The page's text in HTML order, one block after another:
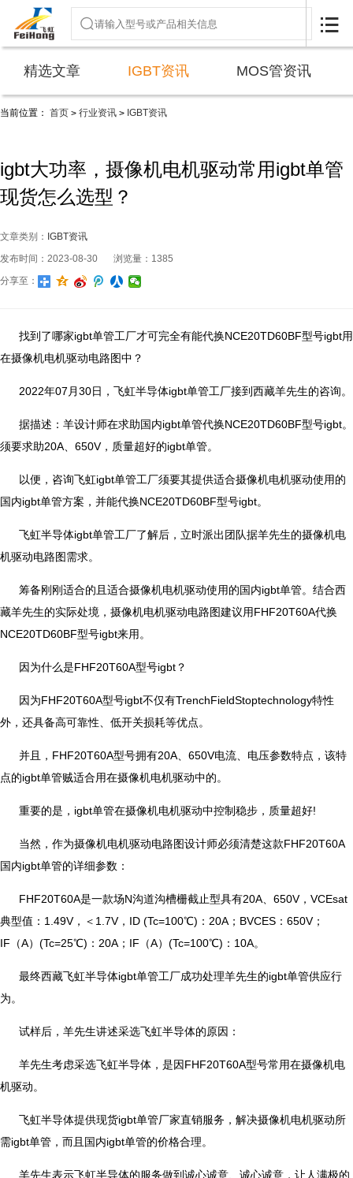

精选文章 IGBT资讯 MOS管资讯
当前位置： 首页 > 行业资讯 > IGBT资讯
igbt大功率，摄像机电机驱动常用igbt单管
现货怎么选型？
文章类别： IGBT资讯
发布时间：2023-08-30
浏览量：1385
分享至：
找到了哪家igbt单管工厂才可完全有能代换NCE20TD60BF型号igbt用
在摄像机电机驱动电路图中？
2022年07月30日，飞虹半导体igbt单管工厂接到西藏羊先生的咨询。
据描述：羊设计师在求助国内igbt单管代换NCE20TD60BF型号igbt。
须要求助20A、650V，质量超好的igbt单管。
以便，咨询飞虹igbt单管工厂须要其提供适合摄像机电机驱动使用的
国内igbt单管方案，并能代换NCE20TD60BF型号igbt。
飞虹半导体igbt单管工厂了解后，立时派出团队据羊先生的摄像机电
机驱动电路图需求。
筹备刚刚适合的且适合摄像机电机驱动使用的国内igbt单管。结合西
藏羊先生的实际处境，摄像机电机驱动电路图建议用FHF20T60A代换
NCE20TD60BF型号igbt来用。
因为什么是FHF20T60A型号igbt？
因为FHF20T60A型号igbt不仅有TrenchFieldStoptechnology特性
外，还具备高可靠性、低开关损耗等优点。
并且，FHF20T60A型号拥有20A、650V电流、电压参数特点，该特
点的igbt单管贼适合用在摄像机电机驱动中的。
重要的是，igbt单管在摄像机电机驱动中控制稳步，质量超好!
当然，作为摄像机电机驱动电路图设计师必须清楚这款FHF20T60A
国内igbt单管的详细参数：
FHF20T60A是一款场N沟道沟槽栅截止型具有20A、650V，VCEsat
典型值：1.49V，＜1.7V，ID (Tc=100℃)：20A；BVCES：650V；
IF（A）(Tc=25℃)：20A；IF（A）(Tc=100℃)：10A。
最终西藏飞虹半导体igbt单管工厂成功处理羊先生的igbt单管供应行
为。
试样后，羊先生讲述采选飞虹半导体的原因：
羊先生考虑采选飞虹半导体，是因FHF20T60A型号常用在摄像机电
机驱动。
飞虹半导体提供现货igbt单管厂家直销服务，解决摄像机电机驱动所
需igbt单管，而且国内igbt单管的价格合理。
羊先生表示飞虹半导体的服务做到诚心诚意、诚心诚意，让人满极的